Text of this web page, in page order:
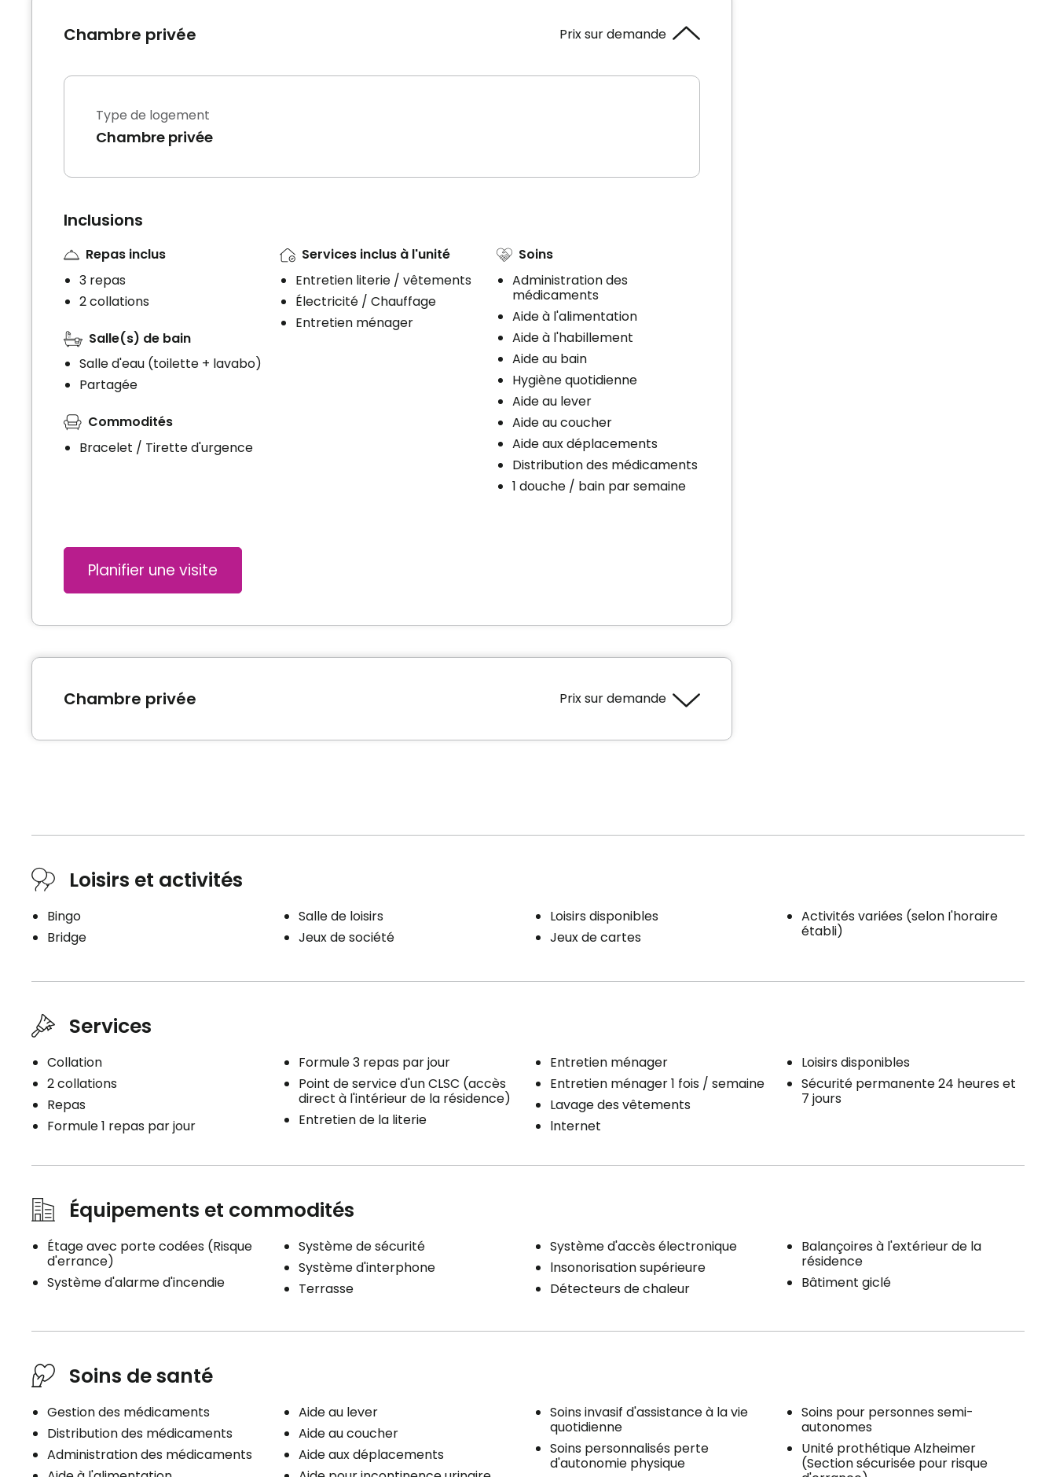
Chambre privée Prix sur demande
Type de logement
Chambre privée
Inclusions
Repas inclus
3 repas
2 collations
Salle(s) de bain
Salle d'eau (toilette + lavabo)
Partagée
Commodités
Bracelet / Tirette d'urgence
Services inclus à l'unité
Entretien literie / vêtements
Électricité / Chauffage
Entretien ménager
Soins
Administration des
médicaments
Aide à l'alimentation
Aide à l'habillement
Aide au bain
Hygiène quotidienne
Aide au lever
Aide au coucher
Aide aux déplacements
Distribution des médicaments
1 douche / bain par semaine
Planifier une visite
Chambre privée Prix sur demande
Inclusions
3 repas
Salle(s) de bain
Salle d'eau (toilette + lavabo)
Services inclus à l'unité
Entretien literie / vêtements
Accès Internet
Planifier une visite
Loisirs et activités
Bingo
Bridge
Salle de loisirs
Jeux de société
Loisirs disponibles
Jeux de cartes
Activités variées (selon I'horaire
établi)
Services
Collation
2 collations
Repas
Formule 1 repas par jour
Formule 3 repas par jour
Point de service d'un CLSC (accès
direct à l'intérieur de la résidence)
Entretien de la literie
Entretien ménager
Entretien ménager 1 fois / semaine
Lavage des vêtements
lnternet
Loisirs disponibles
Sécurité permanente 24 heures et
7 jours
Équipements et commodités
Étage avec porte codées (Risque
d'errance)
Système d'alarme d'incendie
Système de sécurité
Système d'interphone
Terrasse
Système d'accès électronique
lnsonorisation supérieure
Détecteurs de chaleur
Balançoires à l'extérieur de la
résidence
Bâtiment giclé
Soins de santé
Gestion des médicaments
Distribution des médicaments
Administration des médicaments
Aide au lever
Aide au coucher
Aide aux déplacements
Soins invasif d'assistance à la vie
quotidienne
Soins personnalisés perte
d'autonomie physique
Soins pour personnes semi-
autonomes
Unité prothétique Alzheimer
(Section sécurisée pour risque